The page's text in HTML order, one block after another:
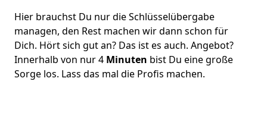
Hier brauchst Du nur die Schlüsselübergabe
managen, den Rest machen wir dann schon für
Dich. Hört sich gut an? Das ist es auch. Angebot?
Innerhalb von nur 4 Minuten bist Du eine große
Sorge los. Lass das mal die Profis machen.